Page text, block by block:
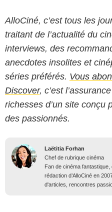
AlloCiné, c’est tous les
traitant de l’actualité du
interviews, des
anecdotes insolites et
séries préférés. Vous
Discover, c’est
richesses d’un site conçu
des passionnés.
Laëtitia Forhan
Chef de rubrique cinéma
Fan de cinéma fantastique,
rédaction d’AlloCiné en
d'articles, rencontres